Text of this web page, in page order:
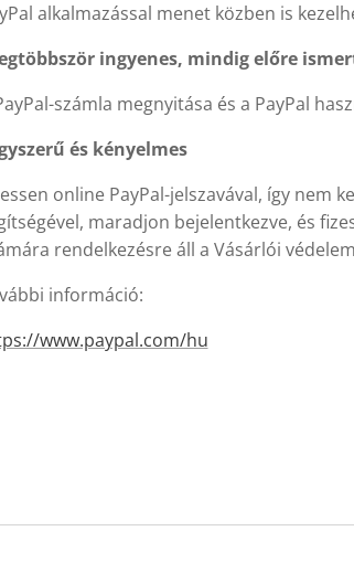
alkalmazással menet közben is
ingyenes, mindig előre
számla megnyitása és a PayPal
és kényelmes
online PayPal-jelszavával, így nem
maradjon bejelentkezve, és
rendelkezésre áll a Vásárlói
információ:
www.paypal.com/hu